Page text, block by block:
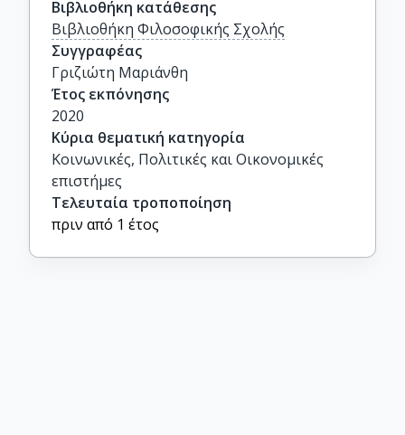
Βιβλιοθήκη κατάθεσης
Βιβλιοθήκη Φιλοσοφικής Σχολής
Συγγραφέας
Γριζιώτη Μαριάνθη
Έτος εκπόνησης
2020
Κύρια θεματική κατηγορία
Κοινωνικές, Πολιτικές και Οικονομικές
επιστήμες
Τελευταία τροποποίηση
πριν από 1 έτος